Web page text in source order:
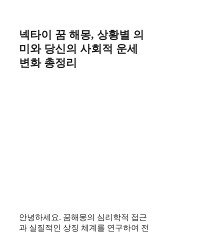
넥타이 꿈 해몽, 상황별 의
미와 당신의 사회적 운세
변화 총정리
안녕하세요. 꿈해몽의 심리학적 접근
과 실질적인 상징 체계를 연구하여 전